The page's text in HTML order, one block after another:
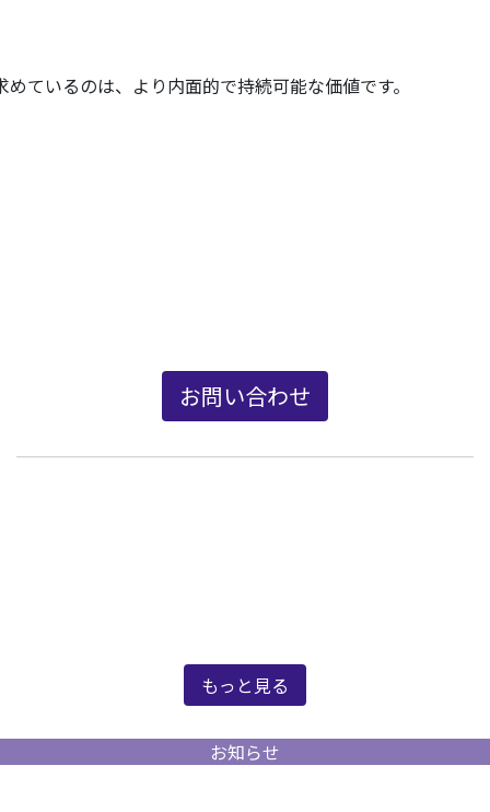
ているのは、より内面的で持続可能な価値です。
お問い合わせ
もっと見る
お知らせ